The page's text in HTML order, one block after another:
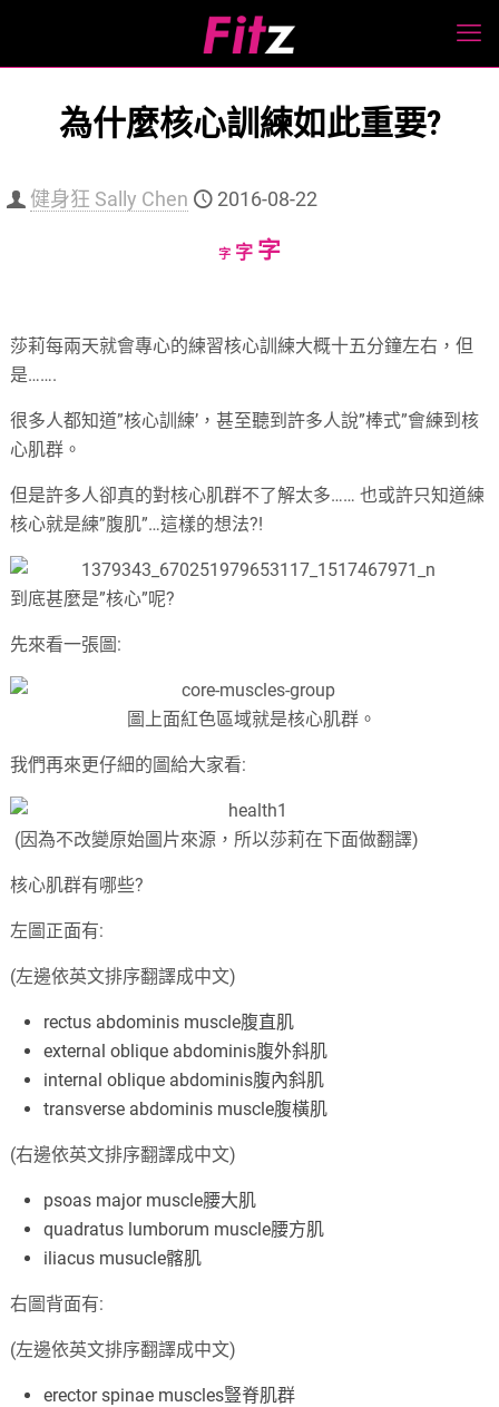
為什麼核心訓練如此重要?
健身狂 Sally Chen 2016-08-22
字Decrease
字Reset
字Increase
莎莉每兩天就會專心的練習核心訓練大概十五分鐘左右，但
是…….
很多人都知道”核心訓練’，甚至聽到許多人說”棒式”會練到核
心肌群。
但是許多人卻真的對核心肌群不了解太多…… 也或許只知道練
核心就是練”腹肌”…這樣的想法?!
到底甚麼是”核心”呢?
先來看一張圖:
圖上面紅色區域就是核心肌群。
我們再來更仔細的圖給大家看:
(因為不改變原始圖片來源，所以莎莉在下面做翻譯)
核心肌群有哪些?
左圖正面有:
(左邊依英文排序翻譯成中文)
rectus abdominis muscle腹直肌
external oblique abdominis腹外斜肌
internal oblique abdominis腹內斜肌
transverse abdominis muscle腹橫肌
(右邊依英文排序翻譯成中文)
psoas major muscle腰大肌
quadratus lumborum muscle腰方肌
iliacus musucle髂肌
右圖背面有:
(左邊依英文排序翻譯成中文)
erector spinae muscles豎脊肌群